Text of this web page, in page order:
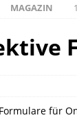
MAGAZIN